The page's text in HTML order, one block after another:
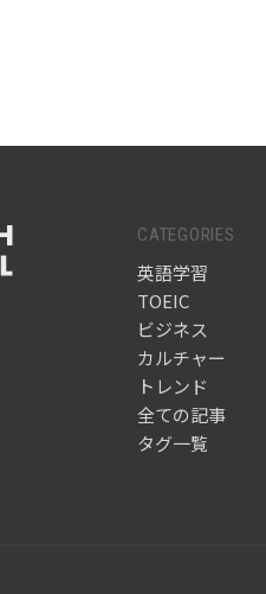
CATEGORIES
英語学習
TOEIC
ビジネス
カルチャー
トレンド
全ての記事
タグ一覧